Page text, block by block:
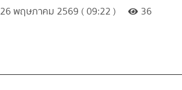
26 พฤษภาคม 2569 ( 09:22 ) 36